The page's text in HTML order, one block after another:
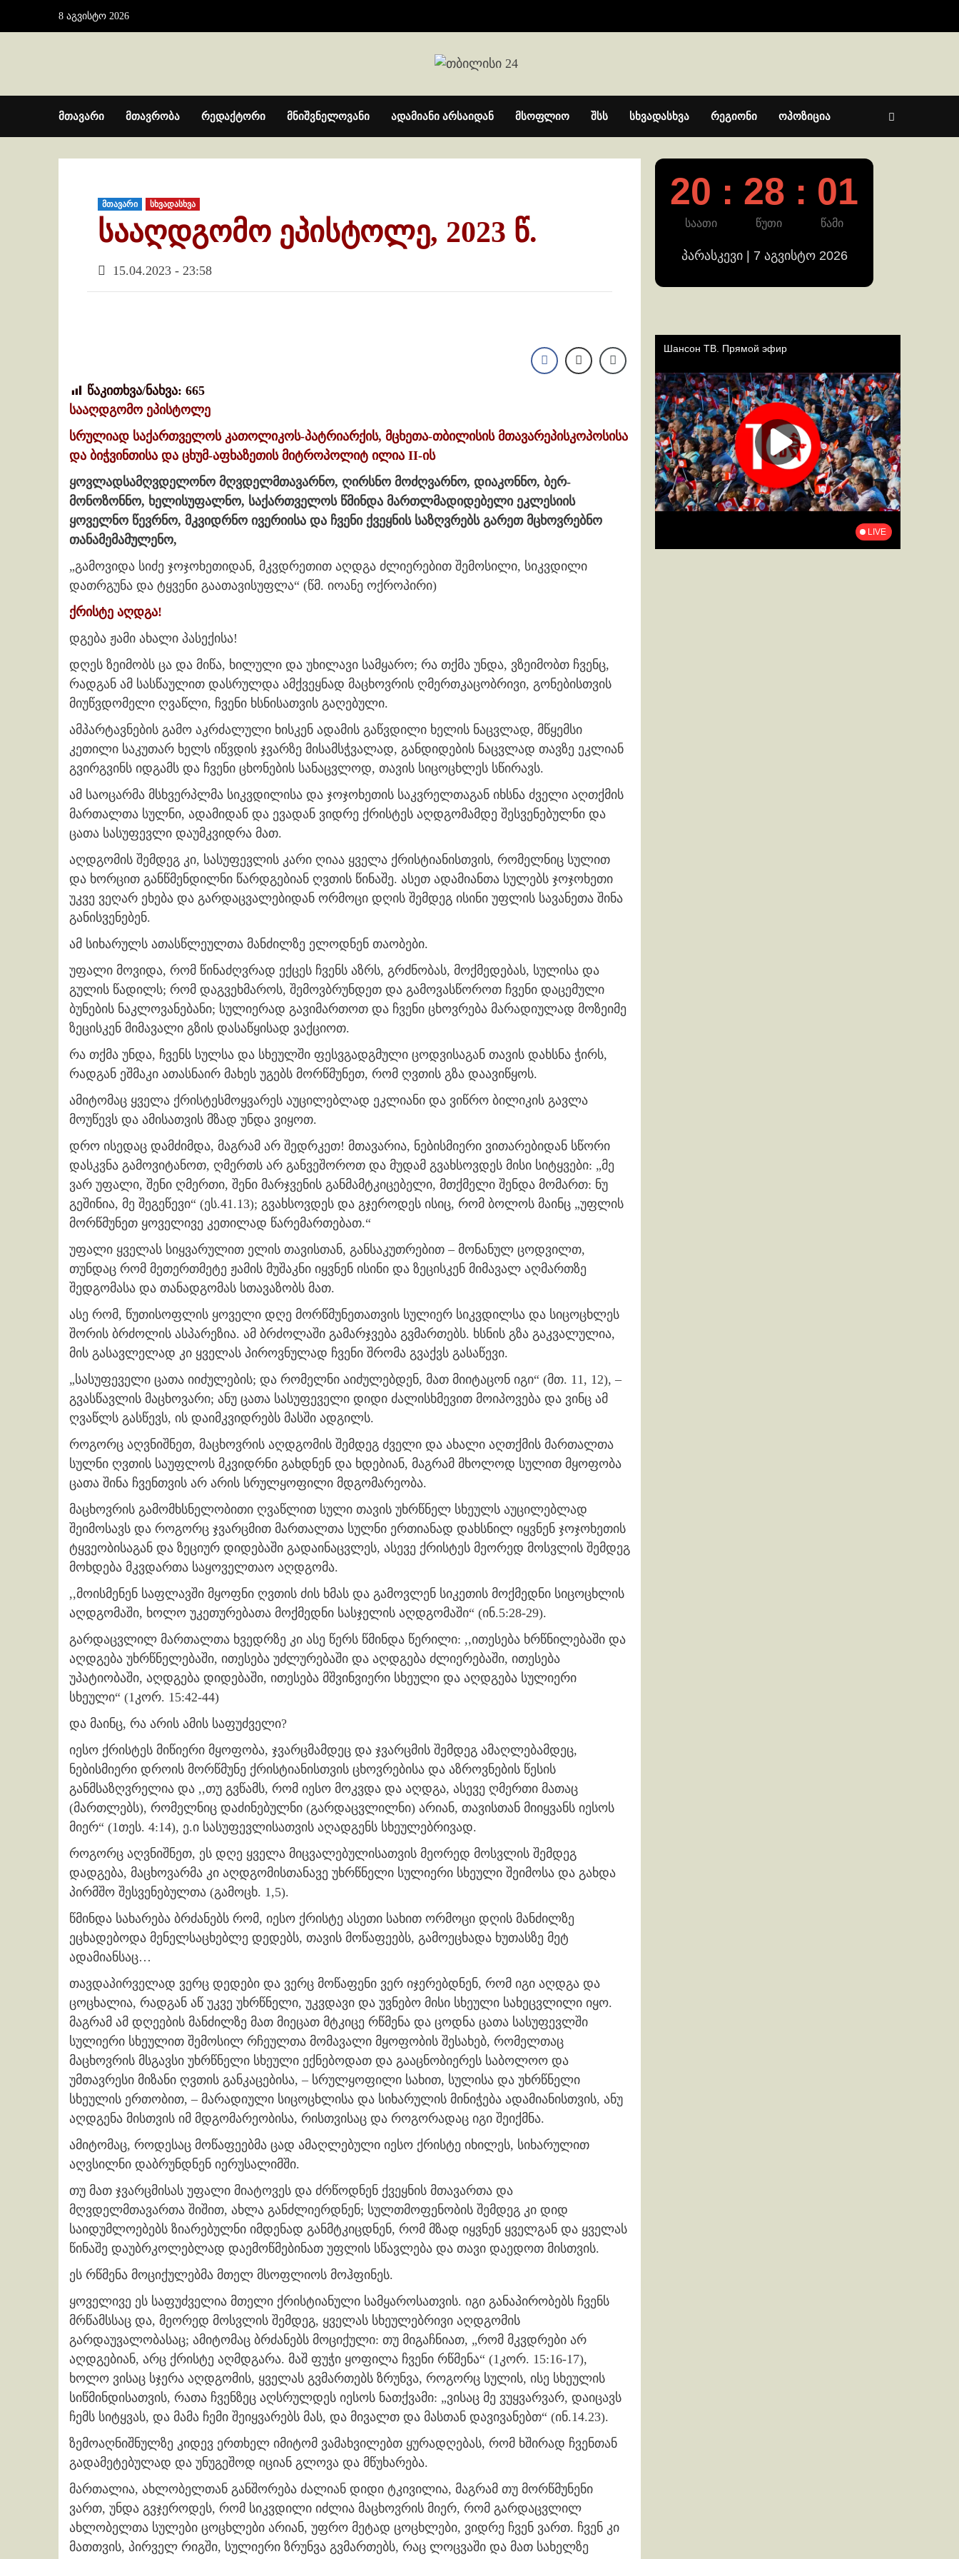
8 აგვისტო 2026
მთავარი მთავრობა რედაქტორი მნიშვნელოვანი ადამიანი არსაიდან მსოფლიო შსს სხვადასხვა რეგიონი ოპოზიცია
მთავარი სხვადასხვა
სააღდგომო ეპისტოლე, 2023 წ.
15.04.2023 - 23:58
წაკითხვა/ნახვა: 665
სააღდგომო ეპისტოლე
სრულიად საქართველოს კათოლიკოს-პატრიარქის, მცხეთა-თბილისის მთავარეპისკოპოსისა
და ბიჭვინთისა და ცხუმ-აფხაზეთის მიტროპოლიტ ილია II-ის
ყოვლადსამღვდელონო მღვდელმთავარნო, ღირსნო მოძღვარნო, დიაკონნო, ბერ-
მონოზონნო, ხელისუფალნო, საქართველოს წმინდა მართლმადიდებელი ეკლესიის
ყოველნო წევრნო, მკვიდრნო ივერიისა და ჩვენი ქვეყნის საზღვრებს გარეთ მცხოვრებნო
თანამემამულენო,
„გამოვიდა სიძე ჯოჯოხეთიდან, მკვდრეთით აღდგა ძლიერებით შემოსილი, სიკვდილი
დათრგუნა და ტყვენი გაათავისუფლა“ (წმ. იოანე ოქროპირი)
ქრისტე აღდგა!
დგება ჟამი ახალი პასექისა!
დღეს ზეიმობს ცა და მიწა, ხილული და უხილავი სამყარო; რა თქმა უნდა, ვზეიმობთ ჩვენც,
რადგან ამ სასწაულით დასრულდა ამქვეყნად მაცხოვრის ღმერთკაცობრივი, გონებისთვის
მიუწვდომელი ღვაწლი, ჩვენი ხსნისათვის გაღებული.
ამპარტავნების გამო აკრძალული ხისკენ ადამის გაწვდილი ხელის ნაცვლად, მწყემსი
კეთილი საკუთარ ხელს იწვდის ჯვარზე მისამსჭვალად, განდიდების ნაცვლად თავზე ეკლიან
გვირგვინს იდგამს და ჩვენი ცხონების სანაცვლოდ, თავის სიცოცხლეს სწირავს.
ამ საოცარმა მსხვერპლმა სიკვდილისა და ჯოჯოხეთის საკვრელთაგან იხსნა ძველი აღთქმის
მართალთა სულნი, ადამიდან და ევადან ვიდრე ქრისტეს აღდგომამდე შესვენებულნი და
ცათა სასუფევლი დაუმკვიდრა მათ.
აღდგომის შემდეგ კი, სასუფევლის კარი ღიაა ყველა ქრისტიანისთვის, რომელნიც სულით
და ხორცით განწმენდილნი წარდგებიან ღვთის წინაშე. ასეთ ადამიანთა სულებს ჯოჯოხეთი
უკვე ვეღარ ეხება და გარდაცვალებიდან ორმოცი დღის შემდეგ ისინი უფლის სავანეთა შინა
განისვენებენ.
ამ სიხარულს ათასწლეულთა მანძილზე ელოდნენ თაობები.
უფალი მოვიდა, რომ წინაძღვრად ექცეს ჩვენს აზრს, გრძნობას, მოქმედებას, სულისა და
გულის წადილს; რომ დაგვეხმაროს, შემოვბრუნდეთ და გამოვასწოროთ ჩვენი დაცემული
ბუნების ნაკლოვანებანი; სულიერად გავიმართოთ და ჩვენი ცხოვრება მარადიულად მოზეიმე
ზეცისკენ მიმავალი გზის დასაწყისად ვაქციოთ.
რა თქმა უნდა, ჩვენს სულსა და სხეულში ფესვგადგმული ცოდვისაგან თავის დახსნა ჭირს,
რადგან ეშმაკი ათასნაირ მახეს უგებს მორწმუნეთ, რომ ღვთის გზა დაავიწყოს.
ამიტომაც ყველა ქრისტესმოყვარეს აუცილებლად ეკლიანი და ვიწრო ბილიკის გავლა
მოუწევს და ამისათვის მზად უნდა ვიყოთ.
დრო ისედაც დამძიმდა, მაგრამ არ შედრკეთ! მთავარია, ნებისმიერი ვითარებიდან სწორი
დასკვნა გამოვიტანოთ, ღმერთს არ განვეშოროთ და მუდამ გვახსოვდეს მისი სიტყვები: „მე
ვარ უფალი, შენი ღმერთი, შენი მარჯვენის განმამტკიცებელი, მთქმელი შენდა მომართ: ნუ
გეშინია, მე შეგეწევი“ (ეს.41.13); გვახსოვდეს და გჯეროდეს ისიც, რომ ბოლოს მაინც „უფლის
მორწმუნეთ ყოველივე კეთილად წარემართებათ.“
უფალი ყველას სიყვარულით ელის თავისთან, განსაკუთრებით – მონანულ ცოდვილთ,
თუნდაც რომ მეთერთმეტე ჟამის მუშაკნი იყვნენ ისინი და ზეცისკენ მიმავალ აღმართზე
შედგომასა და თანადგომას სთავაზობს მათ.
ასე რომ, წუთისოფლის ყოველი დღე მორწმუნეთათვის სულიერ სიკვდილსა და სიცოცხლეს
შორის ბრძოლის ასპარეზია. ამ ბრძოლაში გამარჯვება გვმართებს. ხსნის გზა გაკვალულია,
მის გასავლელად კი ყველას პიროვნულად ჩვენი შრომა გვაქვს გასაწევი.
„სასუფეველი ცათა იიძულების; და რომელნი აიძულებდენ, მათ მიიტაცონ იგი“ (მთ. 11, 12), –
გვასწავლის მაცხოვარი; ანუ ცათა სასუფეველი დიდი ძალისხმევით მოიპოვება და ვინც ამ
ღვაწლს გასწევს, ის დაიმკვიდრებს მასში ადგილს.
როგორც აღვნიშნეთ, მაცხოვრის აღდგომის შემდეგ ძველი და ახალი აღთქმის მართალთა
სულნი ღვთის საუფლოს მკვიდრნი გახდნენ და ხდებიან, მაგრამ მხოლოდ სულით მყოფობა
ცათა შინა ჩვენთვის არ არის სრულყოფილი მდგომარეობა.
მაცხოვრის გამომხსნელობითი ღვაწლით სული თავის უხრწნელ სხეულს აუცილებლად
შეიმოსავს და როგორც ჯვარცმით მართალთა სულნი ერთიანად დახსნილ იყვნენ ჯოჯოხეთის
ტყვეობისაგან და ზეციურ დიდებაში გადაინაცვლეს, ასევე ქრისტეს მეორედ მოსვლის შემდეგ
მოხდება მკვდართა საყოველთაო აღდგომა.
,,მოისმენენ საფლავში მყოფნი ღვთის ძის ხმას და გამოვლენ სიკეთის მოქმედნი სიცოცხლის
აღდგომაში, ხოლო უკეთურებათა მოქმედნი სასჯელის აღდგომაში“ (ინ.5:28-29).
გარდაცვლილ მართალთა ხვედრზე კი ასე წერს წმინდა წერილი: ,,ითესება ხრწნილებაში და
აღდგება უხრწნელებაში, ითესება უძლურებაში და აღდგება ძლიერებაში, ითესება
უპატიობაში, აღდგება დიდებაში, ითესება მშვინვიერი სხეული და აღდგება სულიერი
სხეული“ (1კორ. 15:42-44)
და მაინც, რა არის ამის საფუძველი?
იესო ქრისტეს მიწიერი მყოფობა, ჯვარცმამდეც და ჯვარცმის შემდეგ ამაღლებამდეც,
ნებისმიერი დროის მორწმუნე ქრისტიანისთვის ცხოვრებისა და აზროვნების წესის
განმსაზღვრელია და ,,თუ გვწამს, რომ იესო მოკვდა და აღდგა, ასევე ღმერთი მათაც
(მართლებს), რომელნიც დაძინებულნი (გარდაცვლილნი) არიან, თავისთან მიიყვანს იესოს
მიერ“ (1თეს. 4:14), ე.ი სასუფევლისათვის აღადგენს სხეულებრივად.
როგორც აღვნიშნეთ, ეს დღე ყველა მიცვალებულისათვის მეორედ მოსვლის შემდეგ
დადგება, მაცხოვარმა კი აღდგომისთანავე უხრწნელი სულიერი სხეული შეიმოსა და გახდა
პირმშო შესვენებულთა (გამოცხ. 1,5).
წმინდა სახარება ბრძანებს რომ, იესო ქრისტე ასეთი სახით ორმოცი დღის მანძილზე
ეცხადებოდა მენელსაცხებლე დედებს, თავის მოწაფეებს, გამოეცხადა ხუთასზე მეტ
ადამიანსაც…
თავდაპირველად ვერც დედები და ვერც მოწაფენი ვერ იჯერებდნენ, რომ იგი აღდგა და
ცოცხალია, რადგან აწ უკვე უხრწნელი, უკვდავი და უვნებო მისი სხეული სახეცვლილი იყო.
მაგრამ ამ დღეების მანძილზე მათ მიეცათ მტკიცე რწმენა და ცოდნა ცათა სასუფევლში
სულიერი სხეულით შემოსილ რჩეულთა მომავალი მყოფობის შესახებ, რომელთაც
მაცხოვრის მსგავსი უხრწნელი სხეული ექნებოდათ და გააცნობიერეს საბოლოო და
უმთავრესი მიზანი ღვთის განკაცებისა, – სრულყოფილი სახით, სულისა და უხრწნელი
სხეულის ერთობით, – მარადიული სიცოცხლისა და სიხარულის მინიჭება ადამიანისთვის, ანუ
აღდგენა მისთვის იმ მდგომარეობისა, რისთვისაც და როგორადაც იგი შეიქმნა.
ამიტომაც, როდესაც მოწაფეებმა ცად ამაღლებული იესო ქრისტე იხილეს, სიხარულით
აღვსილნი დაბრუნდნენ იერუსალიმში.
თუ მათ ჯვარცმისას უფალი მიატოვეს და ძრწოდნენ ქვეყნის მთავართა და
მღვდელმთავართა შიშით, ახლა განძლიერდნენ; სულთმოფენობის შემდეგ კი დიდ
საიდუმლოებებს ზიარებულნი იმდენად განმტკიცდნენ, რომ მზად იყვნენ ყველგან და ყველას
წინაშე დაუბრკოლებლად დაემოწმებინათ უფლის სწავლება და თავი დაედოთ მისთვის.
ეს რწმენა მოციქულებმა მთელ მსოფლიოს მოჰფინეს.
ყოველივე ეს საფუძველია მთელი ქრისტიანული სამყაროსათვის. იგი განაპირობებს ჩვენს
მრწამსსაც და, მეორედ მოსვლის შემდეგ, ყველას სხეულებრივი აღდგომის
გარდაუვალობასაც; ამიტომაც ბრძანებს მოციქული: თუ მიგაჩნიათ, „რომ მკვდრები არ
აღდგებიან, არც ქრისტე აღმდგარა. მაშ ფუჭი ყოფილა ჩვენი რწმენა“ (1კორ. 15:16-17),
ხოლო ვისაც სჯერა აღდგომის, ყველას გვმართებს ზრუნვა, როგორც სულის, ისე სხეულის
სიწმინდისათვის, რათა ჩვენზეც აღსრულდეს იესოს ნათქვამი: „ვისაც მე ვუყვარვარ, დაიცავს
ჩემს სიტყვას, და მამა ჩემი შეიყვარებს მას, და მივალთ და მასთან დავივანებთ“ (ინ.14.23).
ზემოაღნიშნულზე კიდევ ერთხელ იმიტომ ვამახვილებთ ყურადღებას, რომ ხშირად ჩვენთან
გადამეტებულად და უნუგეშოდ იციან გლოვა და მწუხარება.
მართალია, ახლობელთან განშორება ძალიან დიდი ტკივილია, მაგრამ თუ მორწმუნენი
ვართ, უნდა გვჯეროდეს, რომ სიკვდილი იძლია მაცხოვრის მიერ, რომ გარდაცვლილ
ახლობელთა სულები ცოცხლები არიან, უფრო მეტად ცოცხლები, ვიდრე ჩვენ ვართ. ჩვენ კი
მათთვის, პირველ რიგში, სულიერი ზრუნვა გვმართებს, რაც ლოცვაში და მათ სახელზე
20 : 28 : 02
საათი წუთი წამი
პარასკევი | 7 აგვისტო 2026